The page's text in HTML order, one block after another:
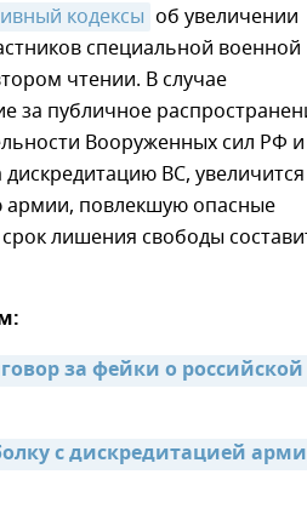
кодексы об увеличении
специальной военной
чтении. В случае
за публичное
Вооруженных сил РФ и
ВС,
армии, повлекшую опасные
лишения свободы
за фейки о российской
с дискредитацией